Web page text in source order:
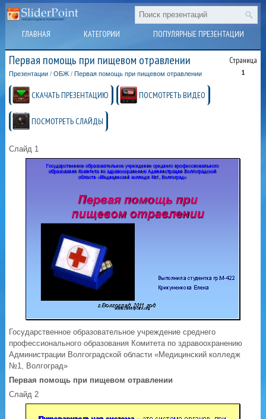
ГЛАВНАЯ КАТЕГОРИИ ПОПУЛЯРНЫЕ ПРЕЗЕНТАЦИИ
Первая помощь при пищевом отравлении Страница
1
Презентации /ОБЖ / Первая помощь при пищевом отравлении
СКАЧАТЬ ПРЕЗЕНТАЦИЮ ПОСМОТРЕТЬ ВИДЕО
ПОСМОТРЕТЬ СЛАЙДЫ
Слайд 1
Государственное образовательное учреждение среднего
профессионального образования Комитета по здравоохранению
Администрации Волгоградской области «Медицинский колледж
№1, Волгоград»
Первая помощь при пищевом отравлении
Слайд 2